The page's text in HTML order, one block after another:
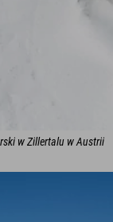
w Zillertalu w Austrii